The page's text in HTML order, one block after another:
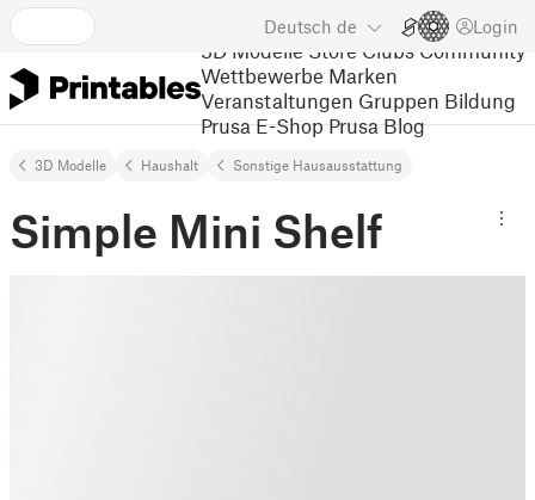
Deutsch de Login
3D Modelle Store Clubs Community
Wettbewerbe Marken
Veranstaltungen Gruppen Bildung
Prusa E-Shop Prusa Blog
3D Modelle Haushalt Sonstige Hausausstattung
Simple Mini Shelf